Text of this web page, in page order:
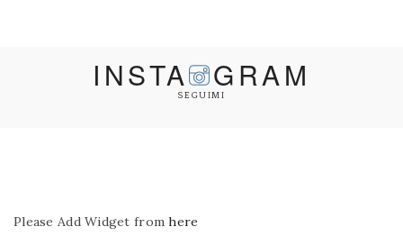
INSTA GRAM
SEGUIMI
Please Add Widget fromhere